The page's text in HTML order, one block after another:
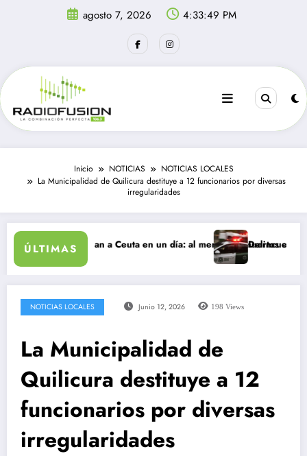
agosto 7, 2026 4:33:49 PM
Inicio NOTICIAS
NOTICIAS LOCALES
La Municipalidad de Quilicura destituye a 12 funcionarios por diversas
irregularidades
ÚLTIMAS
ingresan a Ceuta en un día: al menos 34 muertos en la crisis.
Delincuentes matan
NOTICIAS LOCALES Junio 12, 2026 198 Views
La Municipalidad de
Quilicura destituye a 12
funcionarios por diversas
irregularidades